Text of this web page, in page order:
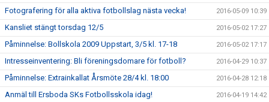
Fotografering för alla aktiva fotbollslag nästa vecka! 2016-05-09 10:39
Kansliet stängt torsdag 12/5 2016-05-02 17:27
Påminnelse: Bollskola 2009 Uppstart, 3/5 kl. 17-18 2016-05-02 17:17
Intresseinventering: Bli föreningsdomare för fotboll? 2016-04-29 10:37
Påminnelse: Extrainkallat Årsmöte 28/4 kl. 18:00 2016-04-28 12:18
Anmäl till Ersboda SKs Fotbollsskola idag! 2016-04-19 14:42